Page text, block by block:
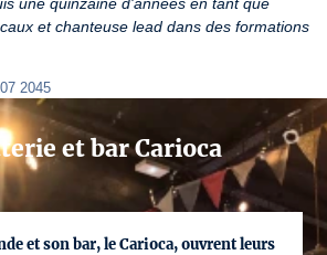
et chanteuse lead dans des formations
2045
et bar Carioca
et son bar, le Carioca, ouvrent leurs